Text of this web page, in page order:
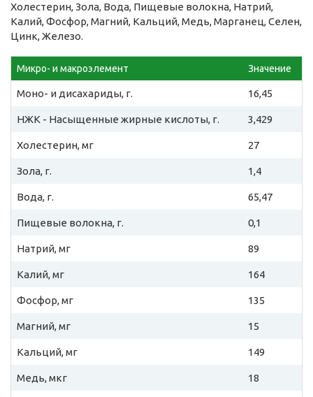
Холестерин, Зола, Вода, Пищевые волокна, Натрий,
Калий, Фосфор, Магний, Кальций, Медь, Марганец, Селен,
Цинк, Железо.
Микро- и макроэлемент Значение
Моно- и дисахариды, г. 16,45
НЖК - Насыщенные жирные кислоты, г. 3,429
Холестерин, мг 27
Зола, г. 1,4
Вода, г. 65,47
Пищевые волокна, г. 0,1
Натрий, мг 89
Калий, мг 164
Фосфор, мг 135
Магний, мг 15
Кальций, мг 149
Медь, мкг 18